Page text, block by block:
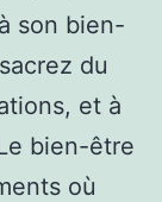
son bien-
du
et à
bien-être
où